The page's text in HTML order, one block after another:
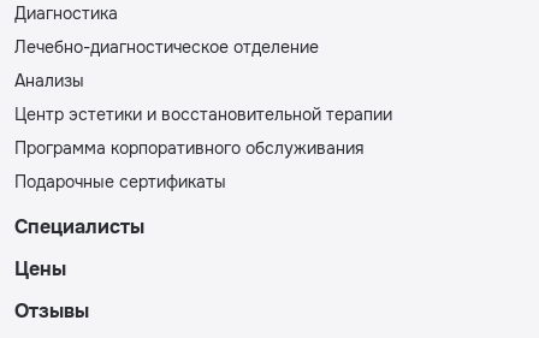
Диагностика
Лечебно-диагностическое отделение
Анализы
Центр эстетики и восстановительной терапии
Программа корпоративного обслуживания
Подарочные сертификаты
Специалисты
Цены
Отзывы